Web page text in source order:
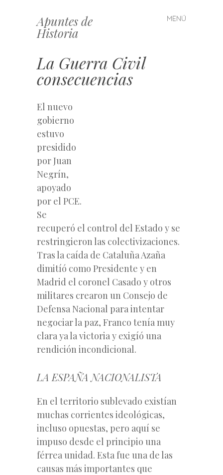
Apuntes de
Historia
MENÚ
Saltar
al
La Guerra Civil
consecuencias
El nuevo
gobierno
estuvo
presidido
por Juan
Negrín,
apoyado
por el PCE.
Se
recuperó el control del Estado y se
restringieron las colectivizaciones.
Tras la caída de Cataluña Azaña
dimitíó como Presidente y en
Madrid el coronel Casado y otros
militares crearon un Consejo de
Defensa Nacional para intentar
negociar la paz, Franco tenía muy
clara ya la victoria y exigíó una
rendición incondicional.
LA ESPAÑA NACIONALISTA
En el territorio sublevado existían
muchas corrientes ideológicas,
incluso opuestas, pero aquí se
impuso desde el principio una
férrea unidad. Esta fue una de las
causas más importantes que